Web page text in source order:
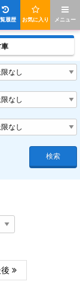
メニュー
お気に入り
履歴
検索